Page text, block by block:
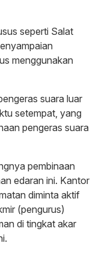
seperti Salat
menggunakan
suara luar
setempat, yang
pengeras suara
pembinaan
edaran ini. Kantor
diminta aktif
(pengurus)
di tingkat akar